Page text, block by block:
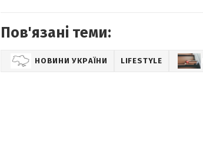
Пов'язані теми:
НОВИНИ УКРАЇНИ LIFESTYLE